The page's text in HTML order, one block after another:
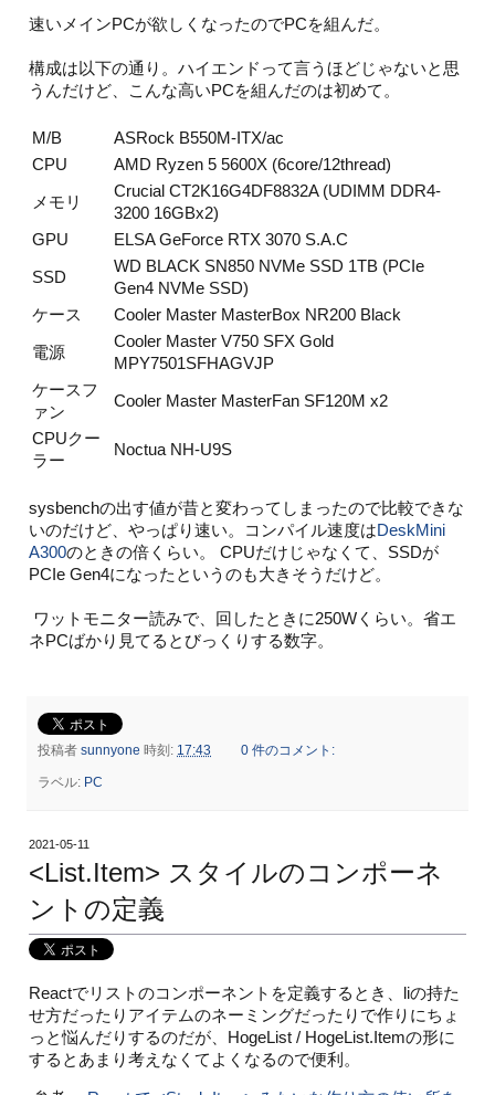
速いメインPCが欲しくなったのでPCを組んだ。
構成は以下の通り。ハイエンドって言うほどじゃないと思
うんだけど、こんな高いPCを組んだのは初めて。
M/B
ASRock B550M-ITX/ac
CPU
AMD Ryzen 5 5600X (6core/12thread)
メモリ
Crucial CT2K16G4DF8832A (UDIMM DDR4-
3200 16GBx2)
GPU
ELSA GeForce RTX 3070 S.A.C
SSD
WD BLACK SN850 NVMe SSD 1TB (PCIe
Gen4 NVMe SSD)
ケース
Cooler Master MasterBox NR200 Black
電源
Cooler Master V750 SFX Gold
MPY7501SFHAGVJP
ケースフ
ァン
Cooler Master MasterFan SF120M x2
CPUクー
ラー
Noctua NH-U9S
sysbenchの出す値が昔と変わってしまったので比較できな
いのだけど、やっぱり速い。コンパイル速度はDeskMini
A300のときの倍くらい。 CPUだけじゃなくて、SSDが
PCIe Gen4になったというのも大きそうだけど。
ワットモニター読みで、回したときに250Wくらい。省エ
ネPCばかり見てるとびっくりする数字。
投稿者 sunnyone 時刻: 17:43 0 件のコメント:
ラベル: PC
2021-05-11
<List.Item> スタイルのコンポーネ
ントの定義
Reactでリストのコンポーネントを定義するとき、liの持た
せ方だったりアイテムのネーミングだったりで作りにちょ
っと悩んだりするのだが、HogeList / HogeList.Itemの形に
するとあまり考えなくてよくなるので便利。